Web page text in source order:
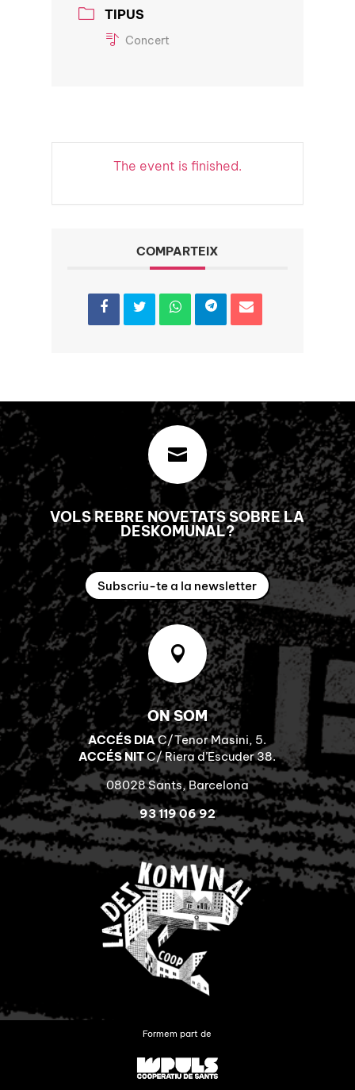
TIPUS
Concert
The event is finished.
COMPARTEIX

VOLS REBRE NOVETATS SOBRE LA
DESKOMUNAL?
Subscriu-te a la newsletter

ON SOM
ACCÉS DIAC/Tenor Masini, 5.
ACCÉS NITC/ Riera d’Escuder 38.
08028 Sants, Barcelona
93 119 06 92
Formem part de